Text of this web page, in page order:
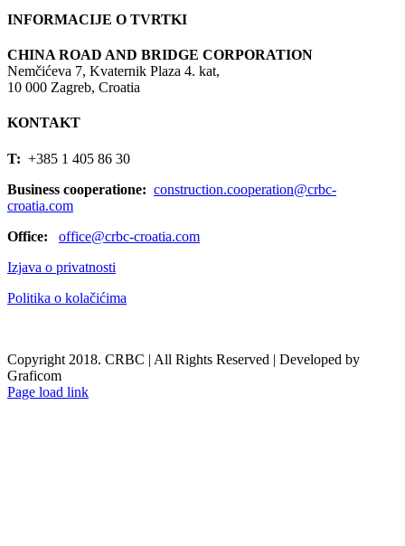
INFORMACIJE O TVRTKI
CHINA ROAD AND BRIDGE CORPORATION
Nemčićeva 7, Kvaternik Plaza 4. kat,
10 000 Zagreb, Croatia
KONTAKT
T: +385 1 405 86 30
Business cooperatione: construction.cooperation@crbc-
croatia.com
Office:
office@crbc-croatia.com
Izjava o privatnosti
Politika o kolačićima
Copyright 2018. CRBC | All Rights Reserved | Developed by
Graficom
Page load link